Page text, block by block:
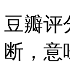
豆瓣评
断，意